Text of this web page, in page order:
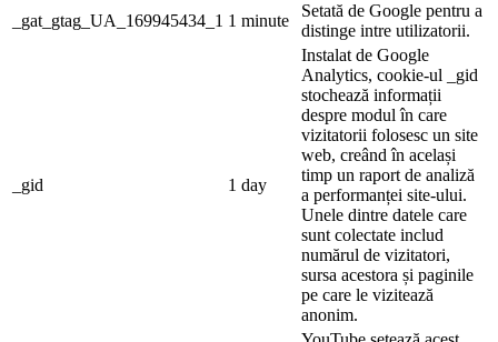
_gat_gtag_UA_169945434_1 1 minute
Setată de Google pentru a
distinge intre utilizatorii.
_gid 1 day
Instalat de Google
Analytics, cookie-ul _gid
stochează informații
despre modul în care
vizitatorii folosesc un site
web, creând în același
timp un raport de analiză
a performanței site-ului.
Unele dintre datele care
sunt colectate includ
numărul de vizitatori,
sursa acestora și paginile
pe care le vizitează
anonim.